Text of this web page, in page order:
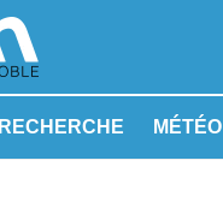
RECHERCHE MÉTÉO